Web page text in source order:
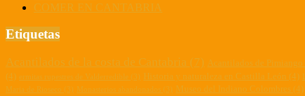
COMER EN CANTABRIA
Etiquetas
Acantilados de la costa de Cantabria (7) Acantilados de Pimiango
(4) ermitas rupestres de Valderredible (3) Historia y naturaleza en Castilla León (4)
Maria de Rioseco (3) Monasterios abandonados (3) Museo del Indiano Colombres (4)